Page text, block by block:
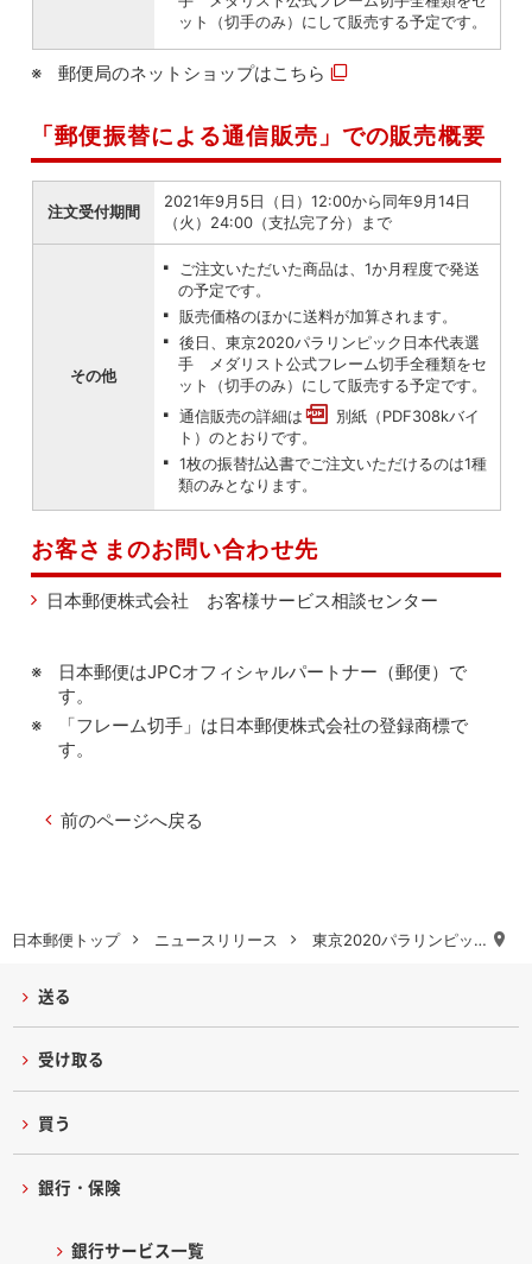
日本郵便トップ ニュースリリース 東京2020パラリンピッ…
ット（切手のみ）にして販売する予定です。
郵便局のネットショップはこちら
「郵便振替による通信販売」での販売概要
注文受付期間
2021年9月5日（日）12:00から同年9月14日
（火）24:00（支払完了分）まで
その他
ご注文いただいた商品は、1か月程度で発送
の予定です。
販売価格のほかに送料が加算されます。
後日、東京2020パラリンピック日本代表選
手 メダリスト公式フレーム切手全種類をセ
ット（切手のみ）にして販売する予定です。
通信販売の詳細は
別紙（PDF308kバイ
ト）のとおりです。
1枚の振替払込書でご注文いただけるのは1種
類のみとなります。
お客さまのお問い合わせ先
日本郵便株式会社 お客様サービス相談センター
日本郵便はJPCオフィシャルパートナー（郵便）で
す。
「フレーム切手」は日本郵便株式会社の登録商標で
す。
前のページへ戻る
送る
受け取る
買う
銀行・保険
銀行サービス一覧